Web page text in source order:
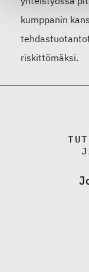
kumppanin
riskittömäksi.